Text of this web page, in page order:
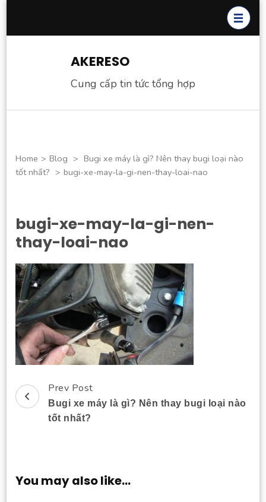
AKERESO
Cung cấp tin tức tổng hợp
Home > Blog > Bugi xe máy là gì? Nên thay bugi loại nào
tốt nhất? > bugi-xe-may-la-gi-nen-thay-loai-nao
bugi-xe-may-la-gi-nen-
thay-loai-nao
Post
Navigation
Prev Post
Bugi xe máy là gì? Nên thay bugi loại nào
tốt nhất?
You may also like...